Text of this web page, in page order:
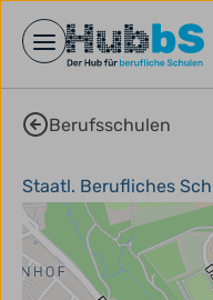
Open main menu
Berufsschulen
Staatl. Berufliches